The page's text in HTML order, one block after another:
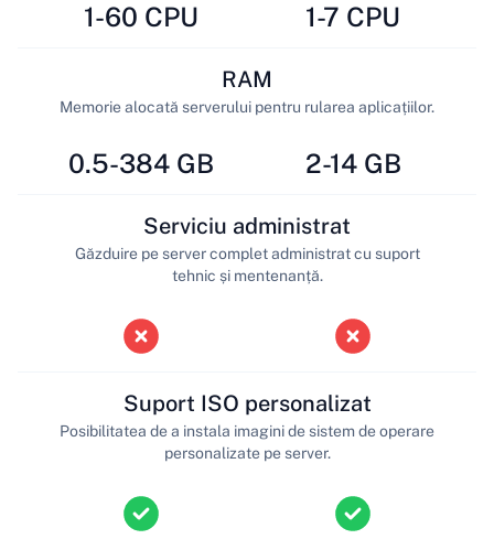
1-60 CPU 1-7 CPU
0.5-384 GB
RAM
Memorie alocată serverului pentru rularea aplicațiilor.
2-14 GB
Serviciu administrat
Găzduire pe server complet administrat cu suport
tehnic și mentenanță.
Suport ISO personalizat
Posibilitatea de a instala imagini de sistem de operare
personalizate pe server.